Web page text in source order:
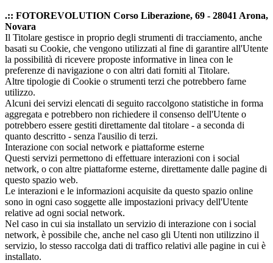
.:: FOTOREVOLUTION Corso Liberazione, 69 - 28041 Arona,
Novara
Il Titolare gestisce in proprio degli strumenti di tracciamento, anche
basati su Cookie, che vengono utilizzati al fine di garantire all'Utente
la possibilità di ricevere proposte informative in linea con le
preferenze di navigazione o con altri dati forniti al Titolare.
Altre tipologie di Cookie o strumenti terzi che potrebbero farne
utilizzo.
Alcuni dei servizi elencati di seguito raccolgono statistiche in forma
aggregata e potrebbero non richiedere il consenso dell'Utente o
potrebbero essere gestiti direttamente dal titolare - a seconda di
quanto descritto - senza l'ausilio di terzi.
Interazione con social network e piattaforme esterne
Questi servizi permettono di effettuare interazioni con i social
network, o con altre piattaforme esterne, direttamente dalle pagine di
questo spazio web.
Le interazioni e le informazioni acquisite da questo spazio online
sono in ogni caso soggette alle impostazioni privacy dell'Utente
relative ad ogni social network.
Nel caso in cui sia installato un servizio di interazione con i social
network, è possibile che, anche nel caso gli Utenti non utilizzino il
servizio, lo stesso raccolga dati di traffico relativi alle pagine in cui è
installato.